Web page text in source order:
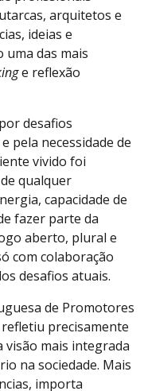
arquitetos e
ideias e
uma das mais
e reflexão
desafios
pela necessidade de
vivido foi
qualquer
capacidade de
fazer parte da
aberto, plural e
com colaboração
desafios atuais.
de Promotores
precisamente
visão mais integrada
na sociedade. Mais
importa